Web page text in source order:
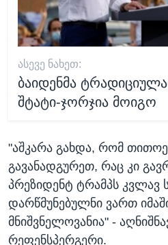
ᲐᲡᲔᲕᲔ ᲜᲐᲮᲔᲗ:
ბაიდენმა
შტატი-ჯორჯია მოიგო
"აშკარა გახდა, რომ
გავანადგურეთ, რაც კი
პრეზიდენტ ტრამპს კვლავ
დარწმუნებულნი ვართ
მნიშვნელოვანია" -
რეფენსპერგერი.